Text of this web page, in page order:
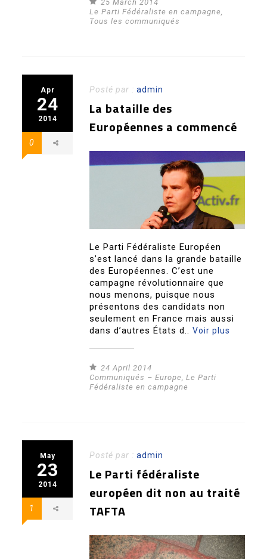
25 March 2014
Le Parti Fédéraliste en campagne,
Tous les communiqués
Apr
24
2014
0
Posté par :admin
La bataille des
Européennes a commencé
Le Parti Fédéraliste Européen
s’est lancé dans la grande bataille
des Européennes. C’est une
campagne révolutionnaire que
nous menons, puisque nous
présentons des candidats non
seulement en France mais aussi
dans d’autres États d..Voir plus
24 April 2014
Communiqués – Europe ,Le Parti
Fédéraliste en campagne
May
23
2014
1
Posté par :admin
Le Parti fédéraliste
européen dit non au traité
TAFTA